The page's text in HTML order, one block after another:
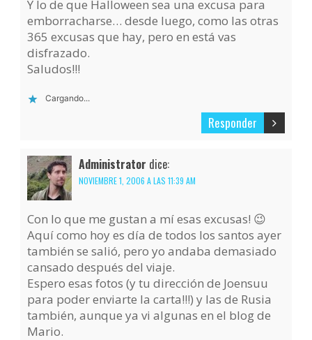
Y lo de que Halloween sea una excusa para
emborracharse… desde luego, como las otras
365 excusas que hay, pero en está vas
disfrazado.
Saludos!!!
Cargando...
Responder
Administrator dice:
NOVIEMBRE 1, 2006 A LAS 11:39 AM
Con lo que me gustan a mí esas excusas! 😉
Aquí como hoy es día de todos los santos ayer
también se salió, pero yo andaba demasiado
cansado después del viaje.
Espero esas fotos (y tu dirección de Joensuu
para poder enviarte la carta!!!) y las de Rusia
también, aunque ya vi algunas en el blog de
Mario.